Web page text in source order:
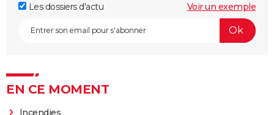
Les dossiers d'actu
Voir un exemple
EN CE MOMENT
Incendies